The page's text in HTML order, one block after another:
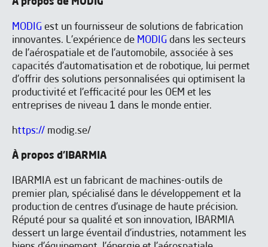
À propos de MODIG
MODIG est un fournisseur de solutions de fabrication
innovantes. L'expérience de MODIG dans les secteurs
de l'aérospatiale et de l'automobile, associée à ses
capacités d'automatisation et de robotique, lui permet
d'offrir des solutions personnalisées qui optimisent la
productivité et l'efficacité pour les OEM et les
entreprises de niveau 1 dans le monde entier.
https:// modig.se/
À propos d'IBARMIA
IBARMIA est un fabricant de machines-outils de
premier plan, spécialisé dans le développement et la
production de centres d'usinage de haute précision.
Réputé pour sa qualité et son innovation, IBARMIA
dessert un large éventail d'industries, notamment les
J’accepte de recevoir les newsletters de IBARMIA.
Envoyer
J’accepte de recevoir les newsletters de IBARMIA.
S'ABONNER